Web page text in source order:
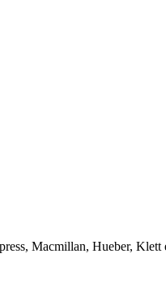
Macmillan, Hueber, Klett